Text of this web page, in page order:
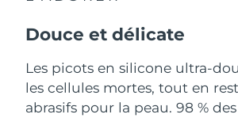
Douce et délicate
Les picots en silicone ultra-
les cellules mortes, tout en
abrasifs pour la peau. 98 %
Philippines
Pologne
Portugal